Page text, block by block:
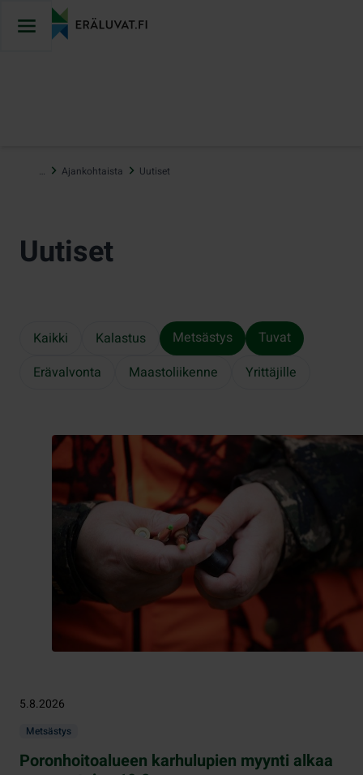
sisältöön
… Ajankohtaista Uutiset
Uutiset
Kaikki Kalastus Metsästys
Tuvat
Erävalvonta
Maastoliikenne Yrittäjille
5.8.2026
Metsästys
Poronhoitoalueen karhulupien myynti alkaa